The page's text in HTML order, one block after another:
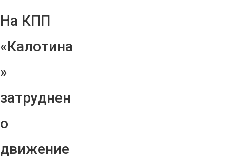
На КПП
«Калотина
»
затруднен
о
движение